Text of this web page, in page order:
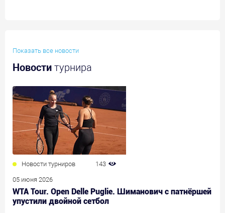
Показать все новости
Новости турнира
Новости турниров 143
05 июня 2026
WTA Tour. Open Delle Puglie. Шиманович с патнёршей
упустили двойной сетбол